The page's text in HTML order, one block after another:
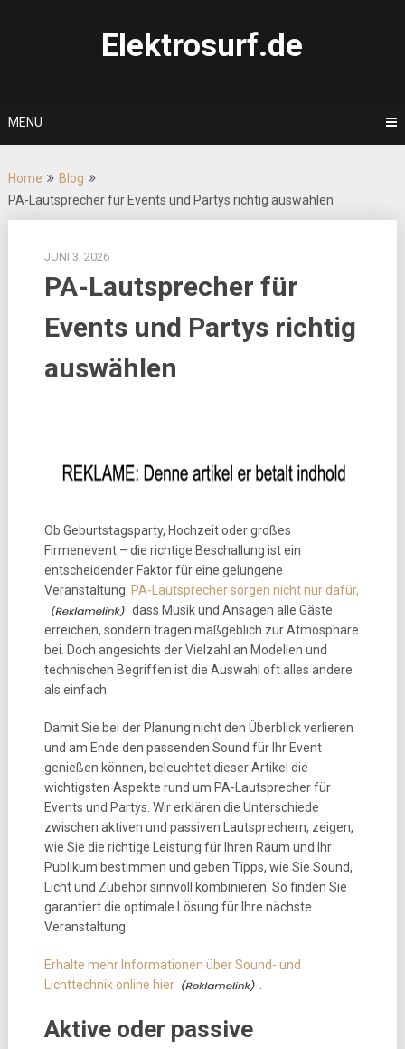
Elektrosurf.de
MENU
Home
Blog
PA-Lautsprecher für Events und Partys richtig auswählen
JUNI 3, 2026
PA-Lautsprecher für
Events und Partys richtig
auswählen
Ob Geburtstagsparty, Hochzeit oder großes
Firmenevent – die richtige Beschallung ist ein
entscheidender Faktor für eine gelungene
Veranstaltung. PA-Lautsprecher sorgen nicht nur dafür,
dass Musik und Ansagen alle Gäste
erreichen, sondern tragen maßgeblich zur Atmosphäre
bei. Doch angesichts der Vielzahl an Modellen und
technischen Begriffen ist die Auswahl oft alles andere
als einfach.
Damit Sie bei der Planung nicht den Überblick verlieren
und am Ende den passenden Sound für Ihr Event
genießen können, beleuchtet dieser Artikel die
wichtigsten Aspekte rund um PA-Lautsprecher für
Events und Partys. Wir erklären die Unterschiede
zwischen aktiven und passiven Lautsprechern, zeigen,
wie Sie die richtige Leistung für Ihren Raum und Ihr
Publikum bestimmen und geben Tipps, wie Sie Sound,
Licht und Zubehör sinnvoll kombinieren. So finden Sie
garantiert die optimale Lösung für Ihre nächste
Veranstaltung.
Erhalte mehr Informationen über Sound- und
Lichttechnik online hier
Aktive oder passive